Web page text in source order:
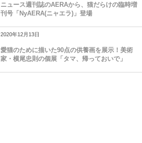
ニュース週刊誌のAERAから、猫だらけの臨時増
刊号「NyAERA(ニャエラ)」登場
2020年12月13日
愛猫のために描いた90点の供養画を展示！美術
家・横尾忠則の個展「タマ、帰っておいで」